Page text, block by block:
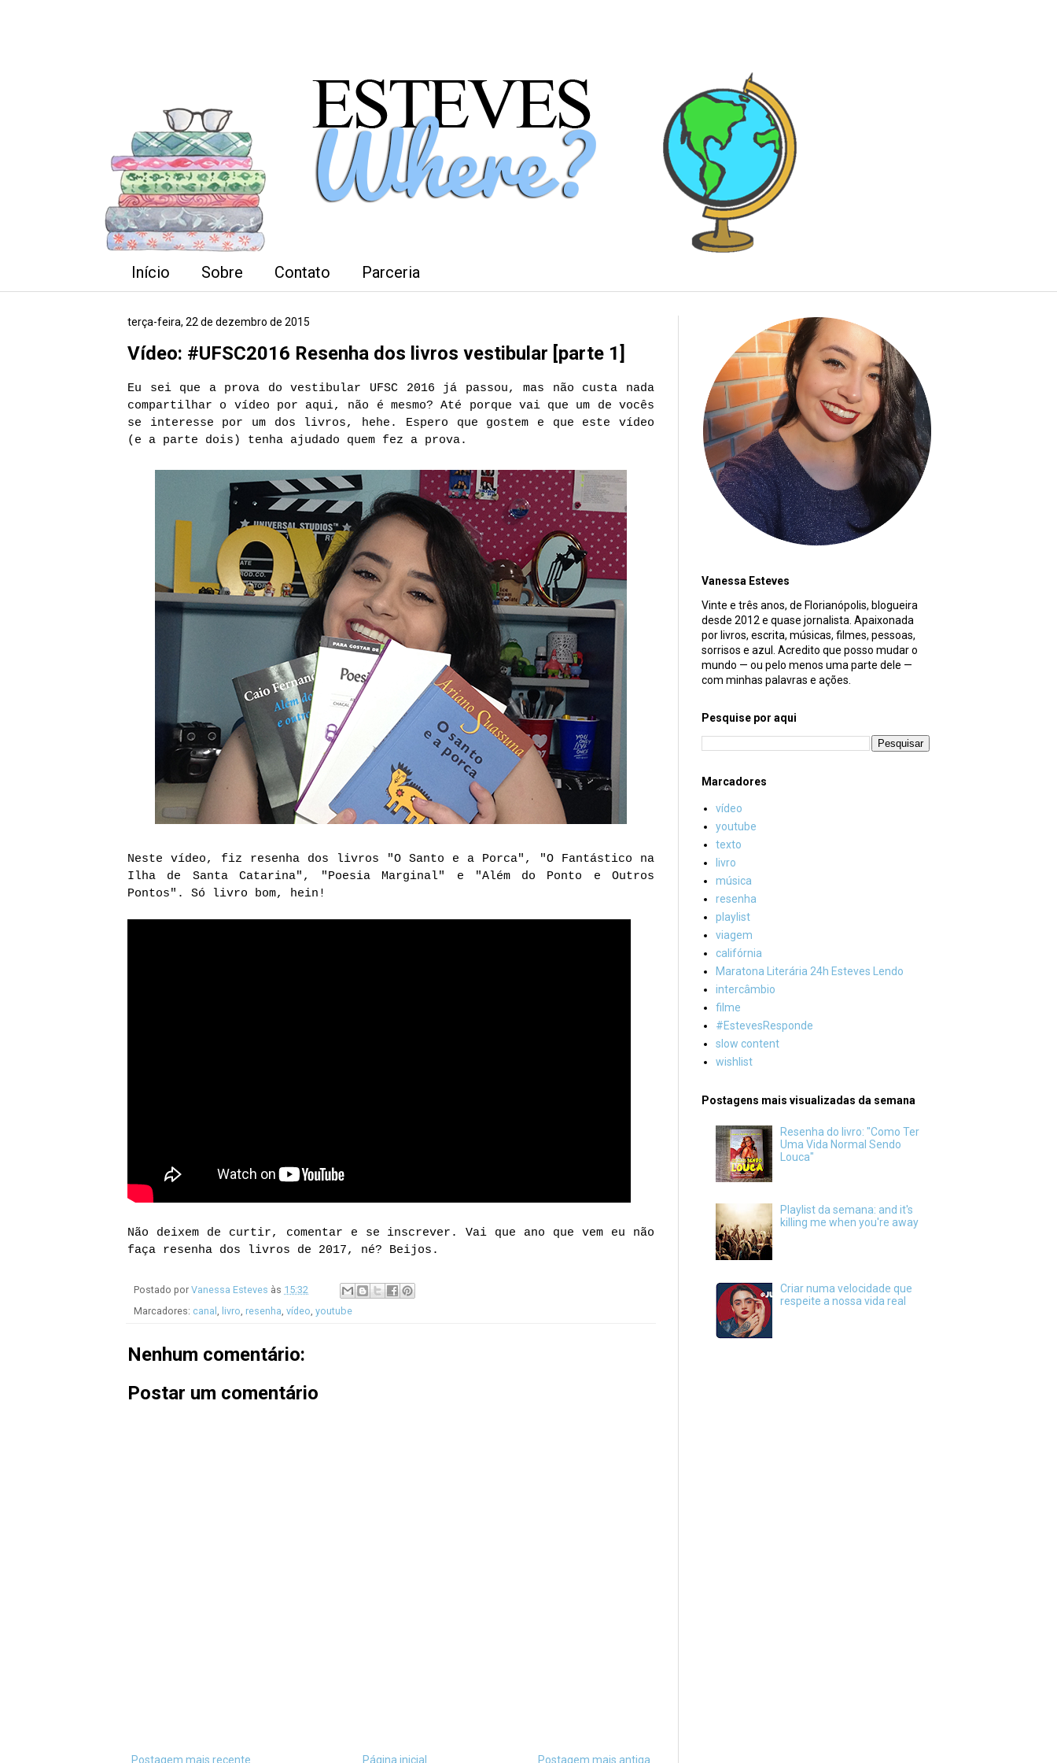
Início Sobre Contato Parceria
terça-feira, 22 de dezembro de 2015
Vídeo: #UFSC2016 Resenha dos livros vestibular [parte 1]
Eu sei que a prova do vestibular UFSC 2016 já passou, mas não custa nada
compartilhar o vídeo por aqui, não é mesmo? Até porque vai que um de vocês
se interesse por um dos livros, hehe. Espero que gostem e que este vídeo
(e a parte dois) tenha ajudado quem fez a prova.
Neste vídeo, fiz resenha dos livros "O Santo e a Porca", "O Fantástico na
Ilha de Santa Catarina", "Poesia Marginal" e "Além do Ponto e Outros
Pontos". Só livro bom, hein!
Não deixem de curtir, comentar e se inscrever. Vai que ano que vem eu não
faça resenha dos livros de 2017, né? Beijos.
Postado por Vanessa Esteves às 15:32
Marcadores: canal , livro, resenha, vídeo, youtube
Nenhum comentário:
Postar um comentário
Postagem mais recente Postagem mais antiga
Página inicial
Vanessa Esteves
Vinte e três anos, de Florianópolis, blogueira
desde 2012 e quase jornalista. Apaixonada
por livros, escrita, músicas, filmes, pessoas,
sorrisos e azul. Acredito que posso mudar o
mundo — ou pelo menos uma parte dele —
com minhas palavras e ações.
Pesquise por aqui
Marcadores
vídeo
youtube
texto
livro
música
resenha
playlist
viagem
califórnia
Maratona Literária 24h Esteves Lendo
intercâmbio
filme
#EstevesResponde
slow content
wishlist
Postagens mais visualizadas da semana
Resenha do livro: "Como Ter
Uma Vida Normal Sendo
Louca"
Playlist da semana: and it's
killing me when you're away
Criar numa velocidade que
respeite a nossa vida real